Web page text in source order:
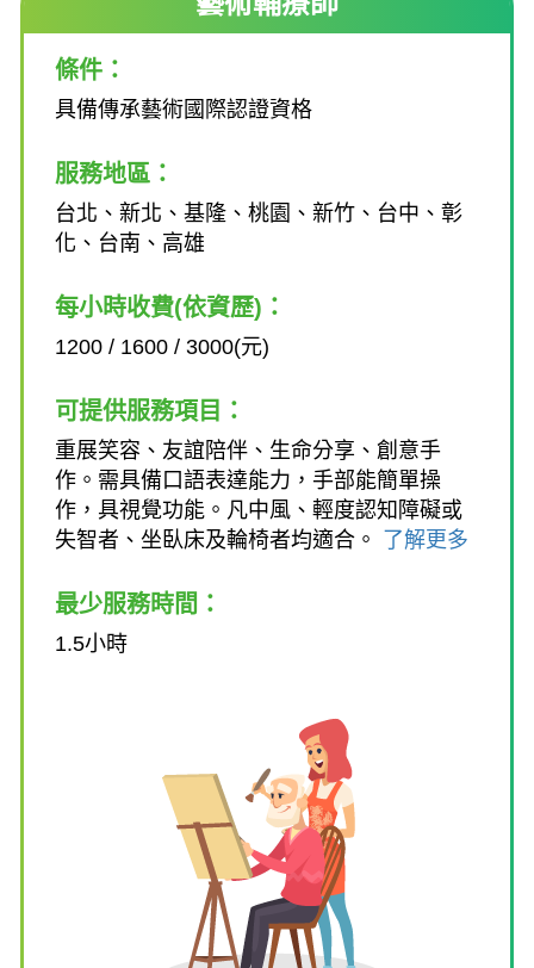
條件：
具備傳承藝術國際認證資格
服務地區：
台北、新北、基隆、桃園、新竹、台中、彰
化、台南、高雄
每小時收費(依資歷)：
1200 / 1600 / 3000(元)
可提供服務項目：
重展笑容、友誼陪伴、生命分享、創意手
作。需具備口語表達能力，手部能簡單操
作，具視覺功能。凡中風、輕度認知障礙或
失智者、坐臥床及輪椅者均適合。 了解更多
最少服務時間：
1.5小時